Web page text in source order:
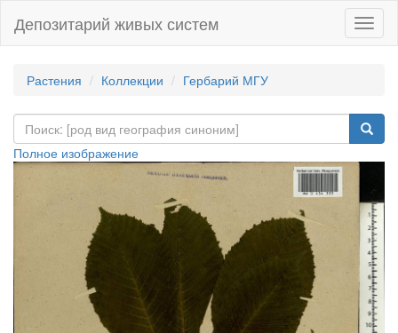
Депозитарий живых систем
Растения Коллекции Гербарий МГУ
Полное изображение